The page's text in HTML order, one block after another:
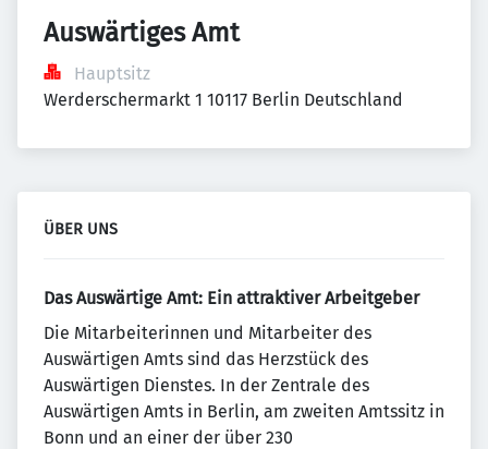
Auswärtiges Amt
Hauptsitz
Werderschermarkt 1 10117 Berlin Deutschland
ÜBER UNS
Das Auswärtige Amt: Ein attraktiver Arbeitgeber
Die Mitarbeiterinnen und Mitarbeiter des
Auswärtigen Amts sind das Herzstück des
Auswärtigen Dienstes. In der Zentrale des
Auswärtigen Amts in Berlin, am zweiten Amtssitz in
Bonn und an einer der über 230